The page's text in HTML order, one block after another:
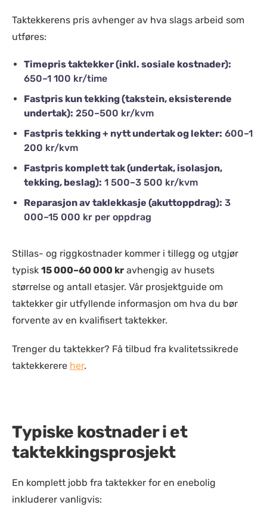
Taktekkerens pris avhenger av hva slags arbeid som
utføres:
Timepris taktekker (inkl. sosiale kostnader):
650–1 100 kr/time
Fastpris kun tekking (takstein, eksisterende
undertak): 250–500 kr/kvm
Fastpris tekking + nytt undertak og lekter: 600–1
200 kr/kvm
Fastpris komplett tak (undertak, isolasjon,
tekking, beslag): 1 500–3 500 kr/kvm
Reparasjon av taklekkasje (akuttoppdrag): 3
000–15 000 kr per oppdrag
Stillas- og riggkostnader kommer i tillegg og utgjør
typisk 15 000–60 000 kr avhengig av husets
størrelse og antall etasjer. Vår prosjektguide om
taktekker gir utfyllende informasjon om hva du bør
forvente av en kvalifisert taktekker.
Trenger du taktekker? Få tilbud fra kvalitetssikrede
taktekkerere her.
Typiske kostnader i et
taktekkingsprosjekt
En komplett jobb fra taktekker for en enebolig
inkluderer vanligvis: